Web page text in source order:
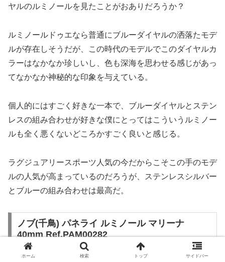
ヤルのルミノールを見たことがおありだろうか？
ルミノールドゥエなら普通にブルーダイヤルの洒落たモデ
ルが存在しそうだが、この時代のモデルでこのダイヤルカ
ラーはなかなか珍しいし、色も深海を思わせる感じがあっ
てなかなか神秘的な印象を与えている。
個人的にはすごく好きな一本で、ブルーダイヤルとステン
レスの組み合わせが好きな僕にとってはこういうルミノー
ルも全く悪くないどころかすごく良いと感じる。
ラグジュアリースポーツ人気の今だからこそこの手のモデ
ルの人気が高まっているのだろうが、ステンレスシルバー
とブルーの組み合わせは最高だ。
ノブ(千鳥) パネライ ルミノール マリーナ
40mm Ref.PAM00282
ホーム 検索 トップ サイドバー